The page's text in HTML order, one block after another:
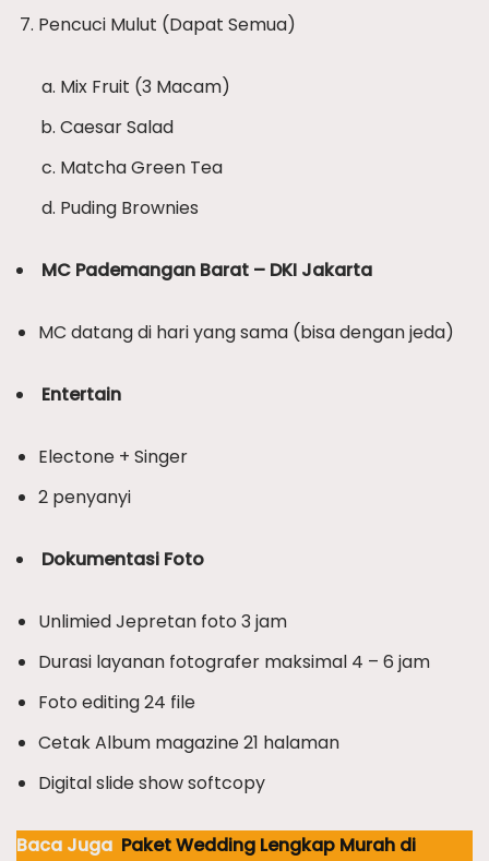
Pencuci Mulut (Dapat Semua)
Mix Fruit (3 Macam)
Caesar Salad
Matcha Green Tea
Puding Brownies
MC Pademangan Barat – DKI Jakarta
MC datang di hari yang sama (bisa dengan jeda)
Entertain
Electone + Singer
2 penyanyi
Dokumentasi Foto
Unlimied Jepretan foto 3 jam
Durasi layanan fotografer maksimal 4 – 6 jam
Foto editing 24 file
Cetak Album magazine 21 halaman
Digital slide show softcopy
Baca Juga Paket Wedding Lengkap Murah di